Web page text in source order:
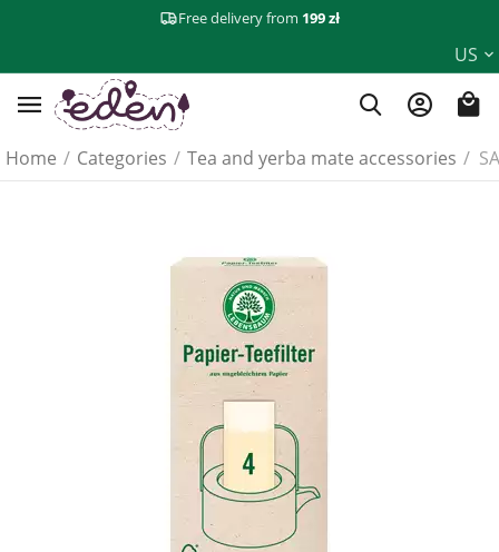
Free delivery from 199 zł
US
Home / Categories / Tea and yerba mate accessories /